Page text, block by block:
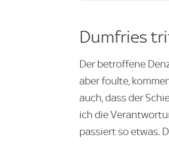
Dumfries
Der betroffene
aber foulte,
auch, dass der
ich die
passiert so etwas.